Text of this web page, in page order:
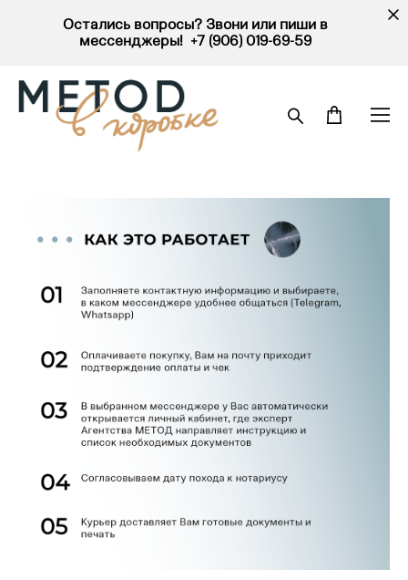
Остались вопросы? Звони или пиши в
мессенджеры! +7 (906) 019-69-59